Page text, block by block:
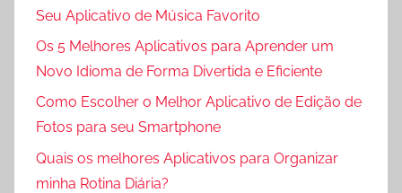
Seu Aplicativo de Música Favorito
Os 5 Melhores Aplicativos para Aprender um
Novo Idioma de Forma Divertida e Eficiente
Como Escolher o Melhor Aplicativo de Edição de
Fotos para seu Smartphone
Quais os melhores Aplicativos para Organizar
minha Rotina Diária?